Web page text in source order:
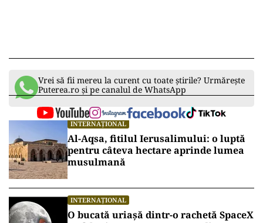
Vrei să fii mereu la curent cu toate știrile? Urmărește
Puterea.ro și pe canalul de WhatsApp
INTERNAȚIONAL
Al-Aqsa, fitilul Ierusalimului: o luptă
pentru câteva hectare aprinde lumea
musulmană
INTERNAȚIONAL
O bucată uriașă dintr-o rachetă SpaceX